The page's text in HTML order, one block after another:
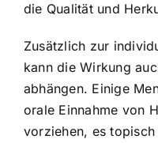
die Qualität und
Zusätzlich zur
kann die Wirkung
abhängen. Einige
orale Einnahme von
vorziehen, es